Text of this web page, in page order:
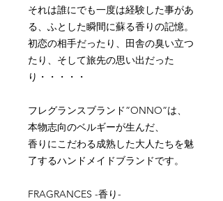
それは誰にでも一度は経験した事があ
る、ふとした瞬間に蘇る香りの記憶。
初恋の相手だったり、田舎の臭い立つ
たり、そして旅先の思い出だった
り・・・・・
フレグランスブランド”ONNO”は、
本物志向のベルギーが生んだ、
香りにこだわる成熟した大人たちを魅
了するハンドメイドブランドです。
FRAGRANCES -香り-